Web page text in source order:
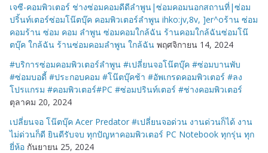
เจซี-คอมพิวเตอร์ ช่างซ่อมคอมดีดีลำพูน|ซ่อมคอมนอกสถานที่|ซ่อม
ปริ้นท์เตอร์ซ่อมโน๊ตบุ๊ค คอมพิวเตอร์ลำพูน ihko:jv,8v, ]er^oร้าน ซ่อม
คอมร้าน ซ่อม คอม ลำพูน ซ่อมคอมใกล้ฉัน ร้านคอมใกล้ฉันซ่อมโน๊
ตบุ๊ค ใกล้ฉัน ร้านซ่อมคอมลำพูน ใกล้ฉัน พฤศจิกายน 14, 2024
#บริการซ่อมคอมพิวเตอร์ลำพูน #เปลี่ยนจอโน๊ตบุ๊ค #ซ่อมบานพับ
#ซ่อมบอดี้ #ประกอบคอม #โน๊ตบุ๊คช้า #อัพเกรดคอมพิวเตอร์ #ลง
โปรแกรม #คอมพิวเตอร์#PC #ซ่อมปรินท์เตอร์ #ช่างคอมพิวเตอร์
ตุลาคม 20, 2024
เปลี่ยนจอ โน๊ตบุ๊ค Acer Predator #เปลี่ยนจอด่วน งานด่วนก็ได้ งาน
ไม่ด่วนก็ดี ยินดีรับจบ ทุกปัญหาคอมพิวเตอร์ PC Notebook ทุกรุ่น ทุก
ยี่ห้อ กันยายน 25, 2024